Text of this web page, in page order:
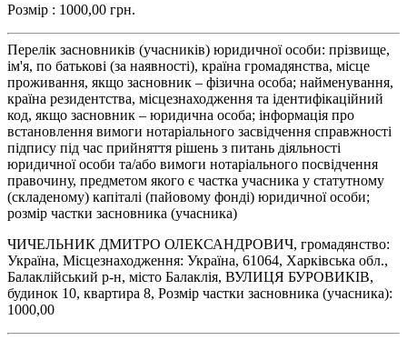
Розмір : 1000,00 грн.
Перелік засновників (учасників) юридичної особи: прізвище,
ім'я, по батькові (за наявності), країна громадянства, місце
проживання, якщо засновник – фізична особа; найменування,
країна резидентства, місцезнаходження та ідентифікаційний
код, якщо засновник – юридична особа; інформація про
встановлення вимоги нотаріального засвідчення справжності
підпису під час прийняття рішень з питань діяльності
юридичної особи та/або вимоги нотаріального посвідчення
правочину, предметом якого є частка учасника у статутному
(складеному) капіталі (пайовому фонді) юридичної особи;
розмір частки засновника (учасника)
ЧИЧЕЛЬНИК ДМИТРО ОЛЕКСАНДРОВИЧ, громадянство:
Україна, Місцезнаходження: Україна, 61064, Харківська обл.,
Балаклійський р-н, місто Балаклія, ВУЛИЦЯ БУРОВИКІВ,
будинок 10, квартира 8, Розмір частки засновника (учасника):
1000,00